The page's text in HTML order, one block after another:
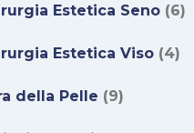
Estetica Seno (6)
Estetica Viso (4)
della Pelle (9)